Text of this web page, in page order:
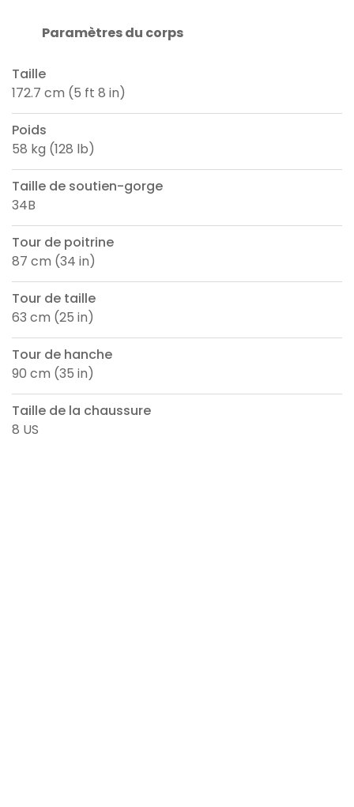
Paramètres du corps
Taille
172.7 cm (5 ft 8 in)
Poids
58 kg (128 lb)
Taille de soutien-gorge
34B
Tour de poitrine
87 cm (34 in)
Tour de taille
63 cm (25 in)
Tour de hanche
90 cm (35 in)
Taille de la chaussure
8 US